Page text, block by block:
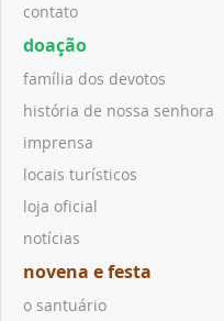
contato
doação
família dos devotos
história de nossa senhora
imprensa
locais turísticos
loja oficial
notícias
novena e festa
o santuário